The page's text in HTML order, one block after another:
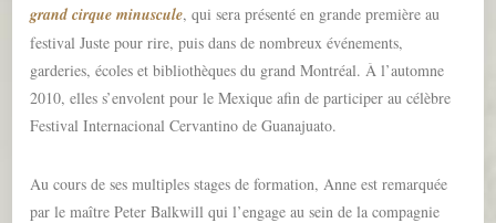
grand cirque minuscule, qui sera présenté en grande première au
festival Juste pour rire, puis dans de nombreux événements,
garderies, écoles et bibliothèques du grand Montréal. À l’automne
2010, elles s’envolent pour le Mexique afin de participer au célèbre
Festival Internacional Cervantino de Guanajuato.
Au cours de ses multiples stages de formation, Anne est remarquée
par le maître Peter Balkwill qui l’engage au sein de la compagnie